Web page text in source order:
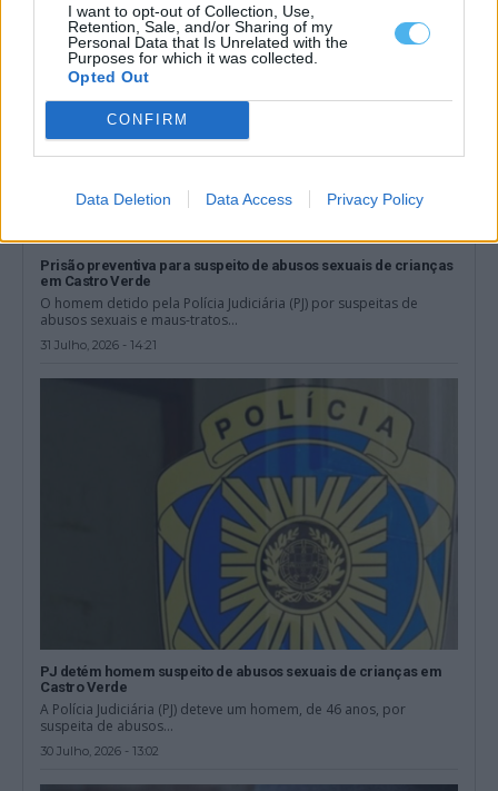
I want to opt-out of Collection, Use,
Retention, Sale, and/or Sharing of my
Personal Data that Is Unrelated with the
Purposes for which it was collected.
Opted Out
CONFIRM
Data Deletion Data Access Privacy Policy
Prisão preventiva para suspeito de abusos sexuais de crianças
em Castro Verde
O homem detido pela Polícia Judiciária (PJ) por suspeitas de
abusos sexuais e maus-tratos...
31 Julho, 2026 - 14:21
PJ detém homem suspeito de abusos sexuais de crianças em
Castro Verde
A Polícia Judiciária (PJ) deteve um homem, de 46 anos, por
suspeita de abusos...
30 Julho, 2026 - 13:02